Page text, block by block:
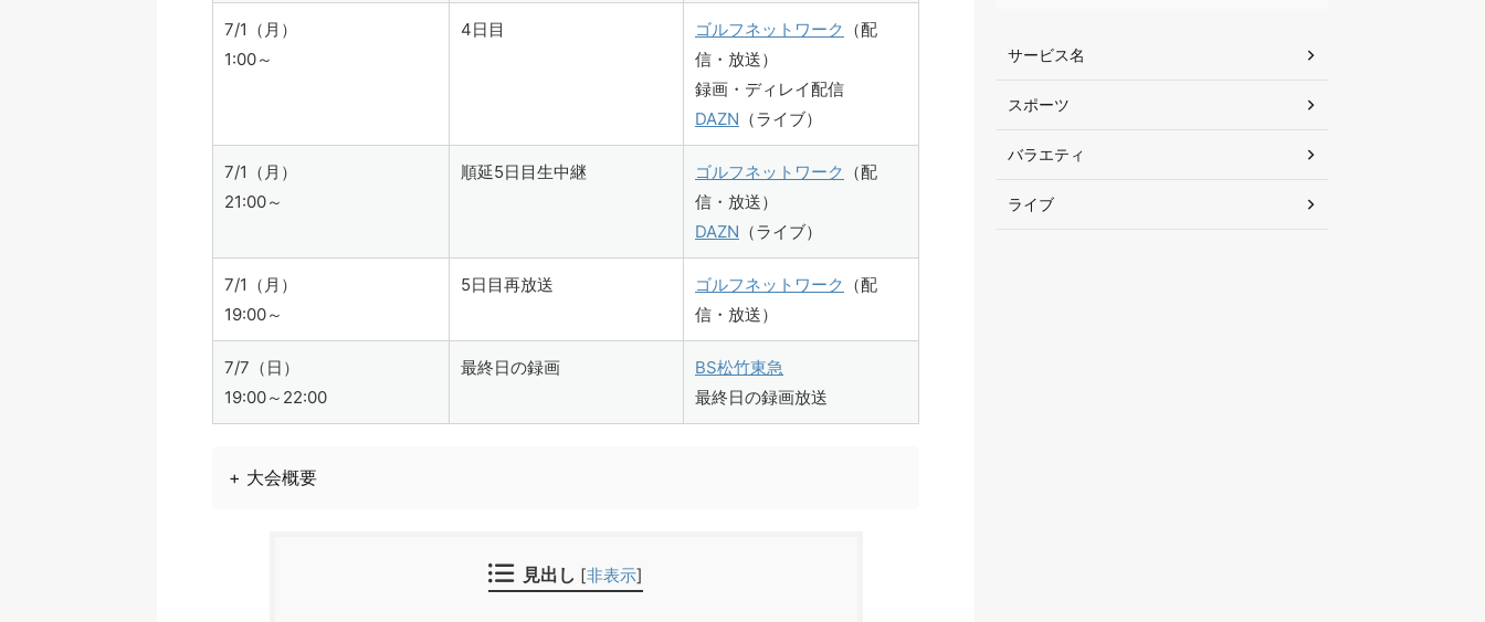
7/1（月）
1:00～
4日目 ゴルフネットワーク （配
信・放送）
録画・ディレイ配信
DAZN （ライブ）
7/1（月）
21:00～
順延5日目生中継 ゴルフネットワーク （配
信・放送）
DAZN （ライブ）
7/1（月）
19:00～
5日目再放送 ゴルフネットワーク （配
信・放送）
7/7（日）
19:00～22:00
最終日の録画
BS松竹東急
最終日の録画放送
+ 大会概要
見出し [非表示]
サービス名
スポーツ
バラエティ
ライブ